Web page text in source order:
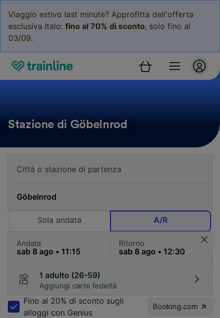
Viaggio estivo last minute? Approfitta dell'offerta
esclusiva Italo: fino al 70% di sconto, solo fino al
03/09.
Stazione di Göbelnrod
Sola andata A/R
Andata Ritorno
1 adulto (26-59)
Aggiungi carte fedeltà
Fino al 20% di sconto sugli
alloggi con Genius
Booking.com